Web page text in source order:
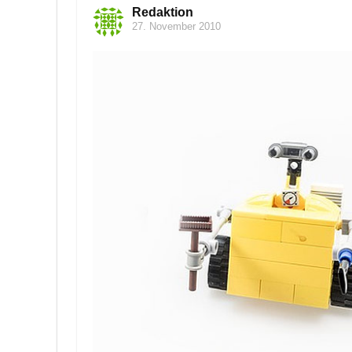
Redaktion
27. November 2010